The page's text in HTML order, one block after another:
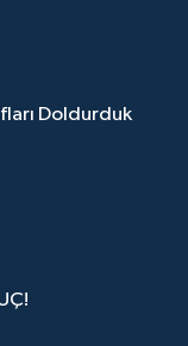
Doldurduk